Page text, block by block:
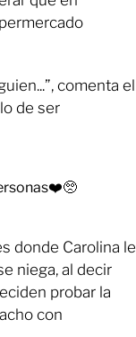
comenta el
de ser
donde Carolina le
niega, al decir
probar la
con